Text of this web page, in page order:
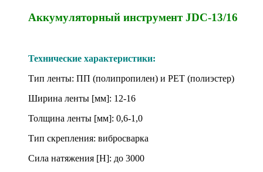
Аккумуляторный инструмент JDC-13/16
Технические характеристики:
Тип ленты: ПП (полипропилен) и PET (полиэстер)
Ширина ленты [мм]: 12-16
Толщина ленты [мм]: 0,6-1,0
Тип скрепления: вибросварка
Сила натяжения [Н]: до 3000